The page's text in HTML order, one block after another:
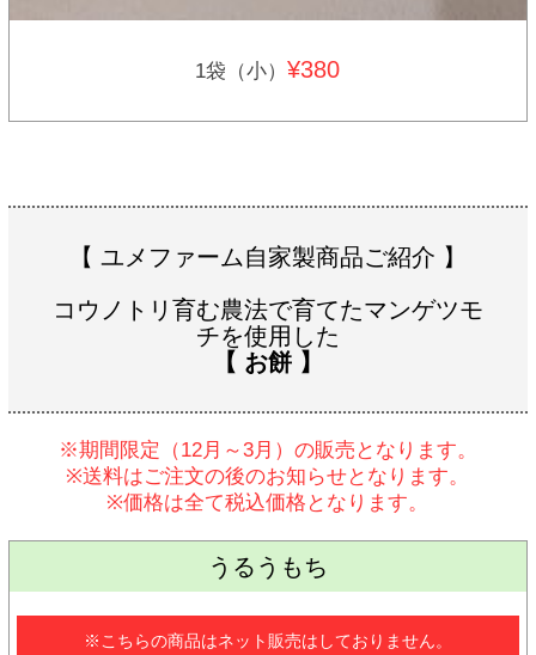
1袋（小） ¥380
【 ユメファーム自家製商品ご紹介 】
コウノトリ育む農法で育てたマンゲツモ
チを使用した
【 お餅 】
※期間限定（12月～3月）の販売となります。
※送料はご注文の後のお知らせとなります。
※価格は全て税込価格となります。
うるうもち
※こちらの商品はネット販売はしておりません。